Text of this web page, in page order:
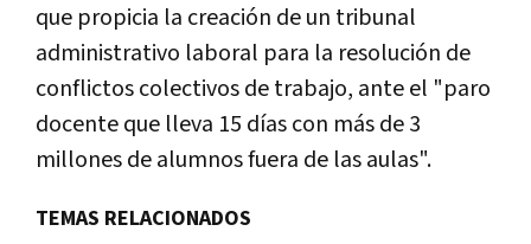
que propicia la creación de un tribunal
administrativo laboral para la resolución de
conflictos colectivos de trabajo, ante el "paro
docente que lleva 15 días con más de 3
millones de alumnos fuera de las aulas".
TEMAS RELACIONADOS